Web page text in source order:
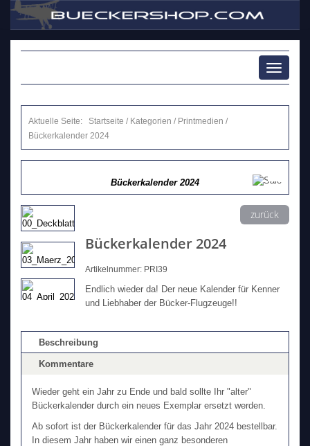
Toggle
Aktuelle Seite: Startseite / Kategorien / Printmedien /
Bückerkalender 2024
Bückerkalender 2024
zurück
Bückerkalender 2024
Artikelnummer: PRI39
Endlich wieder da! Der neue Kalender für Kenner
und Liebhaber der Bücker-Flugzeuge!!
Beschreibung
Kommentare
Wieder geht ein Jahr zu Ende und bald sollte Ihr "alter"
Bückerkalender durch ein neues Exemplar ersetzt werden.
Ab sofort ist der Bückerkalender für das Jahr 2024 bestellbar.
In diesem Jahr haben wir einen ganz besonderen